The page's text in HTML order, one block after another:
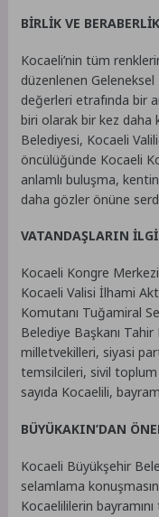
BİRLİK VE
Kocaeli’nin tüm
düzenlenen
değerleri etrafında bir
biri olarak bir kez daha
Belediyesi, Kocaeli
öncülüğünde Kocaeli
anlamlı buluşma,
daha gözler önüne
VATANDAŞLARIN
Kocaeli Kongre
Kocaeli Valisi İlhami
Komutanı Tuğamiral
Belediye Başkanı
milletvekilleri, siyasi
temsilcileri, sivil
sayıda Kocaelili,
BÜYÜKAKIN’DAN
Kocaeli Büyükşehir
selamlama
Kocaelililerin